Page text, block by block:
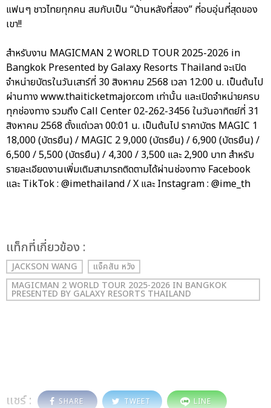
แฟนๆ ชาวไทยทุกคน สมกับเป็น “บ้านหลังที่สอง” ที่อบอุ่นที่สุดของ
เขา!!
สำหรับงาน MAGICMAN 2 WORLD TOUR 2025-2026 in
Bangkok Presented by Galaxy Resorts Thailand จะเปิด
จำหน่ายบัตรในวันเสาร์ที่ 30 สิงหาคม 2568 เวลา 12:00 น. เป็นต้นไป
ผ่านทาง www.thaiticketmajor.com เท่านั้น และเปิดจำหน่ายครบ
ทุกช่องทาง รวมถึง Call Center 02-262-3456 ในวันอาทิตย์ที่ 31
สิงหาคม 2568 ตั้งแต่เวลา 00:01 น. เป็นต้นไป ราคาบัตร MAGIC 1
18,000 (บัตรยืน) / MAGIC 2 9,000 (บัตรยืน) / 6,900 (บัตรยืน) /
6,500 / 5,500 (บัตรยืน) / 4,300 / 3,500 และ 2,900 บาท สำหรับ
รายละเอียดงานเพิ่มเติมสามารถติดตามได้ผ่านช่องทาง Facebook
และ TikTok : @imethailand / X และ Instagram : @ime_th
เเท็กที่เกี่ยวข้อง :
JACKSON WANG
แจ็คสัน หวัง
MAGICMAN 2 WORLD TOUR 2025-2026 IN BANGKOK
PRESENTED BY GALAXY RESORTS THAILAND
แชร์ : SHARE TWEET LINE